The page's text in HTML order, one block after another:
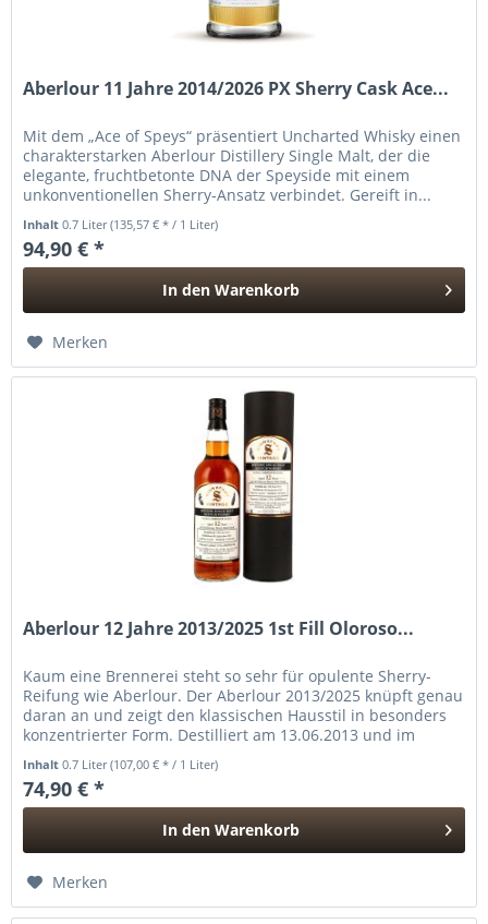
Aberlour 11 Jahre 2014/2026 PX Sherry Cask Ace...
Mit dem „Ace of Speys“ präsentiert Uncharted Whisky einen
charakterstarken Aberlour Distillery Single Malt, der die
elegante, fruchtbetonte DNA der Speyside mit einem
unkonventionellen Sherry-Ansatz verbindet. Gereift in...
Inhalt0.7 Liter(135,57 € * / 1 Liter)
94,90 € *
In den Warenkorb
Merken
Aberlour 12 Jahre 2013/2025 1st Fill Oloroso...
Kaum eine Brennerei steht so sehr für opulente Sherry-
Reifung wie Aberlour. Der Aberlour 2013/2025 knüpft genau
daran an und zeigt den klassischen Hausstil in besonders
konzentrierter Form. Destilliert am 13.06.2013 und im
Inhalt0.7 Liter(107,00 € * / 1 Liter)
74,90 € *
In den Warenkorb
Merken